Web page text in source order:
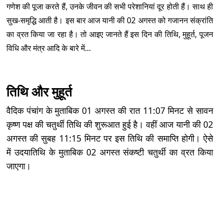
गणेश की पूजा करते हैं, उनके जीवन की सभी परेशानियां दूर होती हैं। साथ ही
सुख-समृद्धि आती है। इस बार आज यानी की 02 अगस्त को गजानन संक्रांति
का व्रत किया जा रहा है। तो आइए जानते हैं इस दिन की तिथि, मुहूर्त, पूजन
विधि और मंत्र आदि के बारे में...
तिथि और मुहूर्त
वैदिक पंचांग के मुताबिक 01 अगस्त की रात 11:07 मिनट से सावन
कृष्ण पक्ष की चतुर्थी तिथि की शुरूआत हुई है। वहीं आज यानी की 02
अगस्त की सुबह 11:15 मिनट पर इस तिथि की समाप्ति होगी। ऐसे
में उदयातिथि के मुताबिक 02 अगस्त संकष्टी चतुर्थी का व्रत किया
जाएगा।